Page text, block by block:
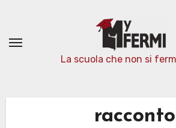
contenuto
La scuola che non si
racconto